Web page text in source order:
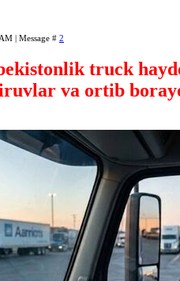
| Message # 2
truck
va ortib